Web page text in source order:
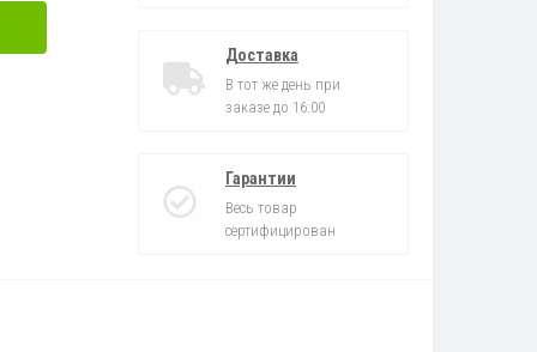
Доставка
В тот же день при
заказе до 16:00
Гарантии
Весь товар
сертифицирован